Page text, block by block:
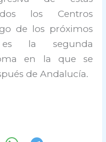
los Centros
de los próximos
la segunda
en la que se
de Andalucía.